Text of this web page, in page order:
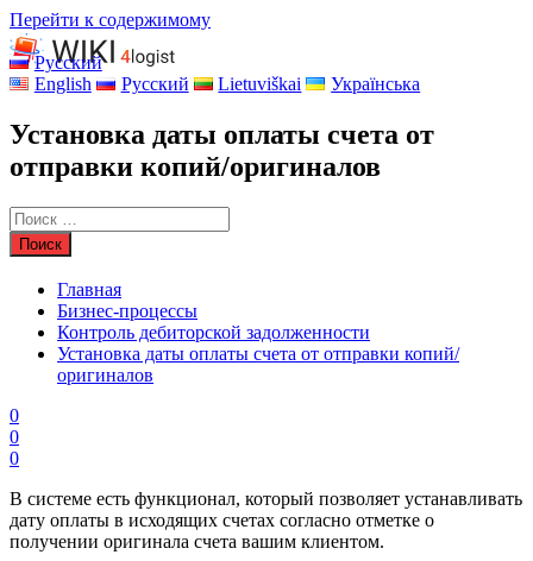
Перейти к содержимому
Русский
English
Русский Lietuviškai Українська
Установка даты оплаты счета от
отправки копий/оригиналов
Главная
Бизнес-процессы
Контроль дебиторской задолженности
Установка даты оплаты счета от отправки копий/
оригиналов
0
0
0
В системе есть функционал, который позволяет устанавливать
дату оплаты в исходящих счетах согласно отметке о
получении оригинала счета вашим клиентом.